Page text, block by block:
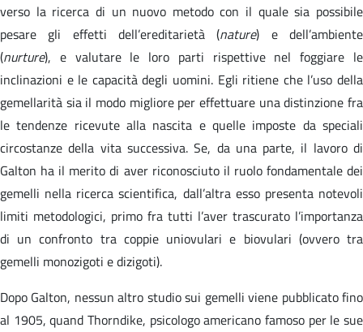
verso la ricerca di un nuovo metodo con il quale sia possibile
pesare gli effetti dell’ereditarietà (nature) e dell’ambiente
(nurture), e valutare le loro parti rispettive nel foggiare le
inclinazioni e le capacità degli uomini. Egli ritiene che l’uso della
gemellarità sia il modo migliore per effettuare una distinzione fra
le tendenze ricevute alla nascita e quelle imposte da speciali
circostanze della vita successiva. Se, da una parte, il lavoro di
Galton ha il merito di aver riconosciuto il ruolo fondamentale dei
gemelli nella ricerca scientifica, dall’altra esso presenta notevoli
limiti metodologici, primo fra tutti l’aver trascurato l’importanza
di un confronto tra coppie uniovulari e biovulari (ovvero tra
gemelli monozigoti e dizigoti).
Dopo Galton, nessun altro studio sui gemelli viene pubblicato fino
al 1905, quand Thorndike, psicologo americano famoso per le sue